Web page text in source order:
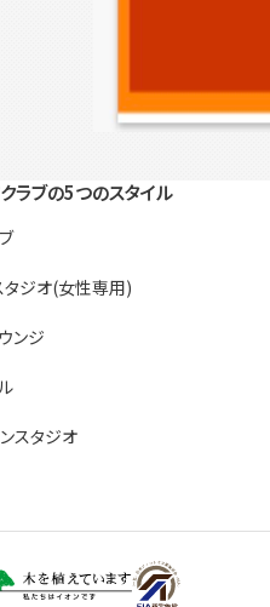
ラブの5つのスタイル
タジオ(女性専用)
ンジ
スタジオ